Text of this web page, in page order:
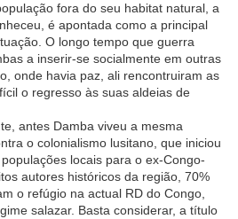
fora do seu habitat natural, a
é apontada como a principal
O longo tempo que guerra
a inserir-se socialmente em outras
onde havia paz, ali rencontruiram as
o regresso às suas aldeias de
antes Damba viveu a mesma
o colonialismo lusitano, que iniciou
locais para o ex-Congo-
autores históricos da região, 70%
o refúgio na actual RD do Congo,
salazar. Basta considerar, a título